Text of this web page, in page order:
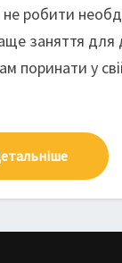
робити
заняття для
у